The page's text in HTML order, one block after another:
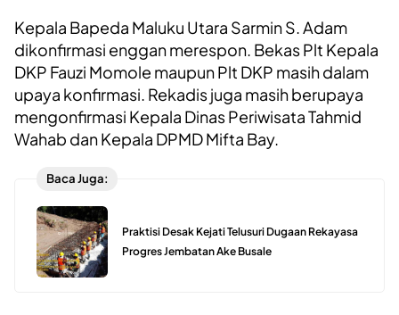
Kepala Bapeda Maluku Utara Sarmin S. Adam
dikonfirmasi enggan merespon. Bekas Plt Kepala
DKP Fauzi Momole maupun Plt DKP masih dalam
upaya konfirmasi. Rekadis juga masih berupaya
mengonfirmasi Kepala Dinas Periwisata Tahmid
Wahab dan Kepala DPMD Mifta Bay.
Baca Juga:
Praktisi Desak Kejati Telusuri Dugaan Rekayasa
Progres Jembatan Ake Busale